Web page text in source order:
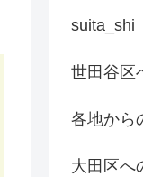
suita_shi
世田谷区
各地から
大田区へ